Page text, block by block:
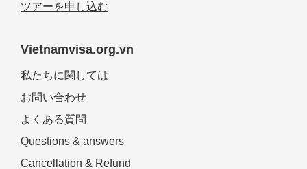
ツアーを申し込む
Vietnamvisa.org.vn
私たちに関しては
お問い合わせ
よくある質問
Questions & answers
Cancellation & Refund